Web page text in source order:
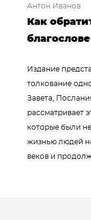
Антон Иванов
Как
Издание
толкование
Завета,
рассматривает
которые были
жизнью людей
веков и